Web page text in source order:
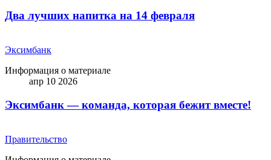
Два лучших напитка на 14 февраля
Эксимбанк
Информация о материале
апр 10 2026
Эксимбанк — команда, которая бежит вместе!
Правительство